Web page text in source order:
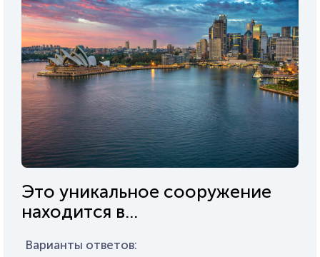
Это уникальное сооружение
находится в...
Варианты ответов: